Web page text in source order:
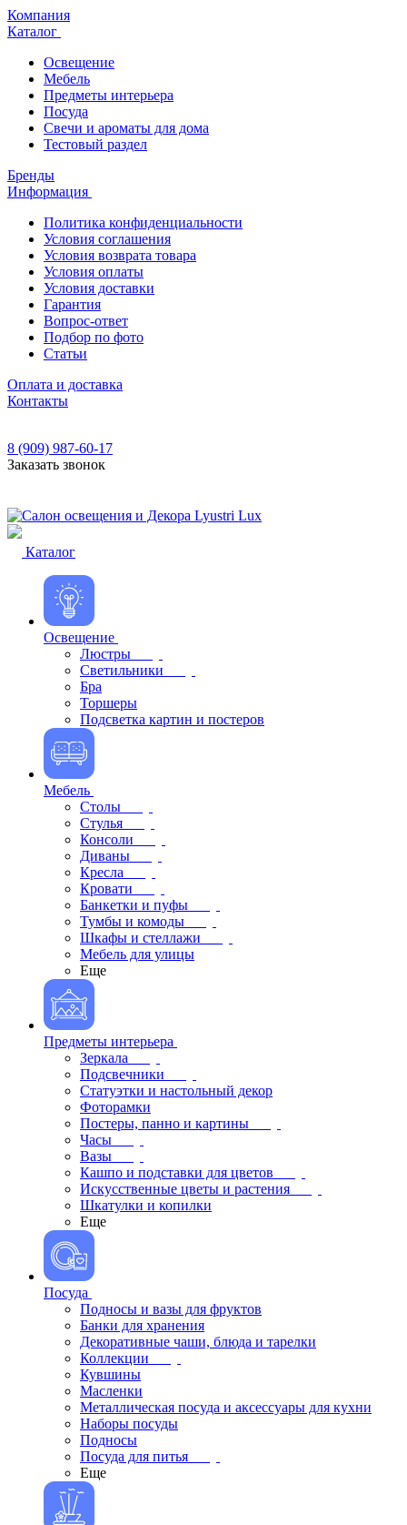
Компания
Каталог
Освещение
Мебель
Предметы интерьера
Посуда
Свечи и ароматы для дома
Тестовый раздел
Бренды
Информация
Политика конфиденциальности
Условия соглашения
Условия возврата товара
Условия оплаты
Условия доставки
Гарантия
Вопрос-ответ
Подбор по фото
Статьи
Оплата и доставка
Контакты
8 (909) 987-60-17
Заказать звонок
Каталог
Освещение
Люстры
Светильники
Бра
Торшеры
Подсветка картин и постеров
Мебель
Столы
Стулья
Консоли
Диваны
Кресла
Кровати
Банкетки и пуфы
Тумбы и комоды
Шкафы и стеллажи
Мебель для улицы
Еще
Предметы интерьера
Зеркала
Подсвечники
Статуэтки и настольный декор
Фоторамки
Постеры, панно и картины
Часы
Вазы
Кашпо и подставки для цветов
Искусственные цветы и растения
Шкатулки и копилки
Еще
Посуда
Подносы и вазы для фруктов
Банки для хранения
Декоративные чаши, блюда и тарелки
Коллекции
Кувшины
Масленки
Металлическая посуда и аксессуары для кухни
Наборы посуды
Подносы
Посуда для питья
Еще